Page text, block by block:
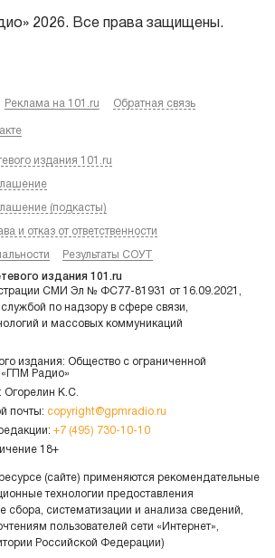
2026. Все права защищены.
Реклама на 101.ru Обратная связь
издания 101.ru
(подкасты)
и отказ от ответственности
Результаты СОУТ
издания 101.ru
СМИ Эл № ФС77-81931 от 16.09.2021,
по надзору в сфере связи,
и массовых коммуникаций
издания: Общество с ограниченной
«ГПМ Радио»
Огорелин К.С.
почты: copyright@gpmradio.ru
+7 (495) 730-10-10
18+
(сайте) применяются рекомендательные
технологии предоставления
сбора, систематизации и анализа сведений,
пользователей сети «Интернет»,
Российской Федерации)